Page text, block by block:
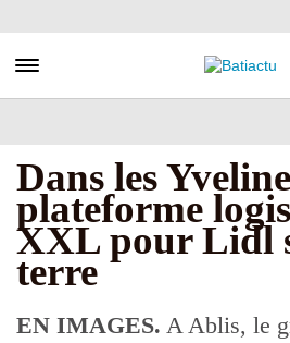
au
principal
Toggle navigation
Dans les
plateforme
XXL pour Lidl
terre
EN IMAGES. A Ablis, le